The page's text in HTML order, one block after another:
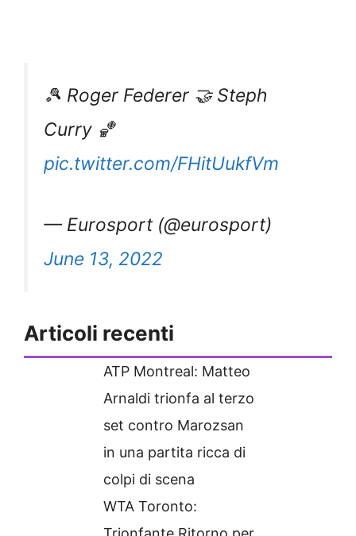
🎾 Roger Federer 🤝 Steph
Curry 🏀
pic.twitter.com/FHitUukfVm
— Eurosport (@eurosport)
June 13, 2022
Articoli recenti
ATP Montreal: Matteo
Arnaldi trionfa al terzo
set contro Marozsan
in una partita ricca di
colpi di scena
WTA Toronto: